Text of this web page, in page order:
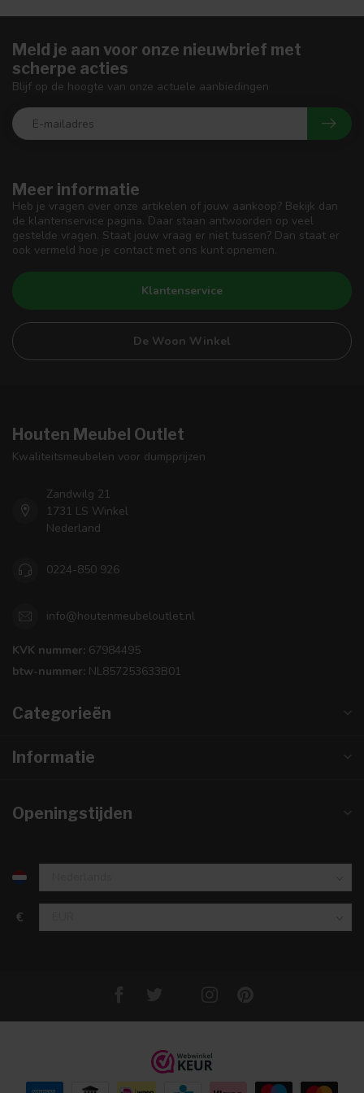
Meer informatie
Heb je vragen over onze artikelen of jouw aankoop? Bekijk dan
de klantenservice pagina. Daar staan antwoorden op veel
gestelde vragen. Staat jouw vraag er niet tussen? Dan staat er
ook vermeld hoe je contact met ons kunt opnemen.
Klantenservice
De Woon Winkel
Meld je aan voor onze nieuwbrief met
scherpe acties
Blijf op de hoogte van onze actuele aanbiedingen
Houten Meubel Outlet
Kwaliteitsmeubelen voor dumpprijzen
Zandwilg 21
1731 LS Winkel
Nederland
0224-850 926
info@houtenmeubeloutlet.nl
KVK nummer: 67984495
btw-nummer: NL857253633B01
Categorieën
Informatie
Openingstijden
€